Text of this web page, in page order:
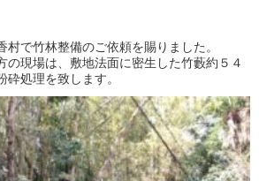
村で竹林整備のご依頼を賜りました。
の現場は、敷地法面に密生した竹藪約５４
砕処理を致します。